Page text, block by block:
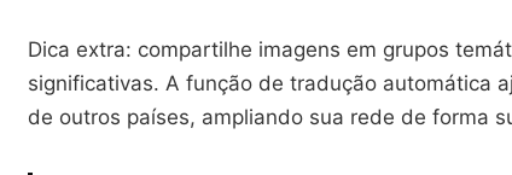
Dica extra: compartilhe imagens em grupos
significativas. A função de tradução automática
de outros países, ampliando sua rede de forma